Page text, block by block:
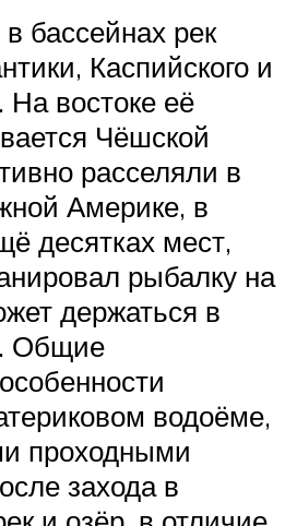
бассейнах рек
Каспийского и
На востоке её
Чёшской
расселяли в
Америке, в
десятках мест,
рыбалку на
держаться в
Общие
водоёме,
проходными
захода в